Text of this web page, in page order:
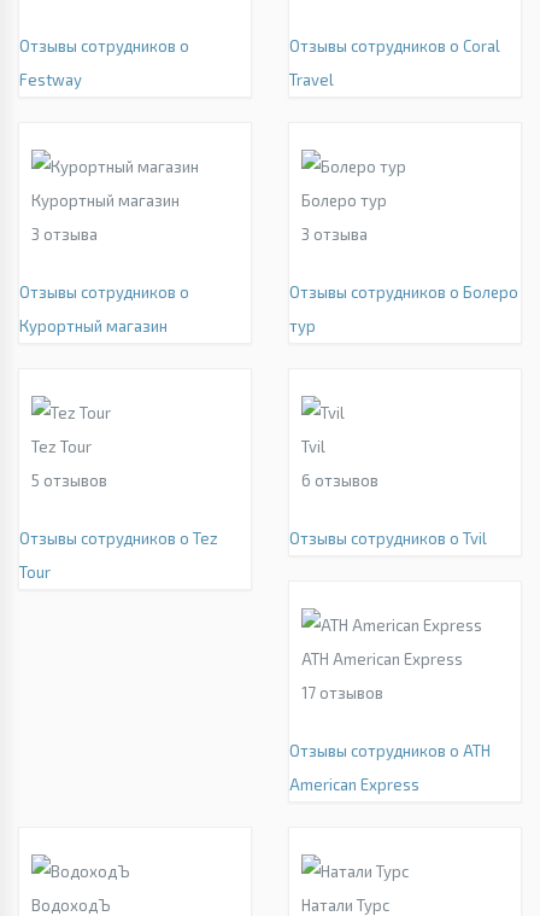
Отзывы сотрудников о
Festway
Отзывы сотрудников о Coral
Travel
Курортный магазин
3 отзыва
Отзывы сотрудников о
Курортный магазин
Болеро тур
3 отзыва
Отзывы сотрудников о Болеро
тур
Tez Tour
5 отзывов
Отзывы сотрудников о Tez
Tour
Tvil
6 отзывов
Отзывы сотрудников о Tvil
ATH American Express
17 отзывов
Отзывы сотрудников о ATH
American Express
ВодоходЪ
Натали Турс